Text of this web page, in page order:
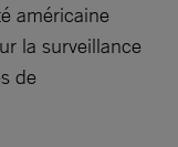
américaine
la surveillance
de